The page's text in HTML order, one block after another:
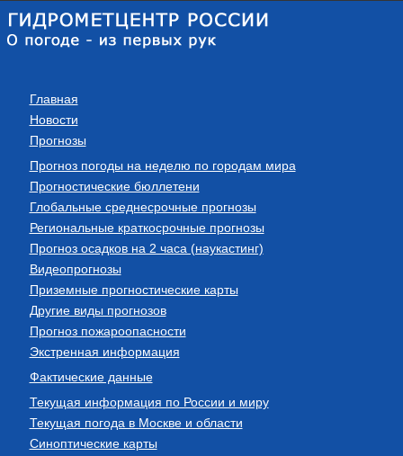
Главная
Новости
Прогнозы
Прогноз погоды на неделю по городам мира
Прогностические бюллетени
Глобальные среднесрочные прогнозы
Региональные краткосрочные прогнозы
Прогноз осадков на 2 часа (наукастинг)
Видеопрогнозы
Приземные прогностические карты
Другие виды прогнозов
Прогноз пожароопасности
Экстренная информация
Фактические данные
Текущая информация по России и миру
Текущая погода в Москве и области
Синоптические карты